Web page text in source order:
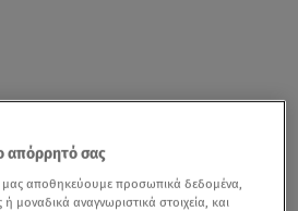
απόρρητό σας
μας αποθηκεύουμε προσωπικά δεδομένα,
μοναδικά αναγνωριστικά στοιχεία, και